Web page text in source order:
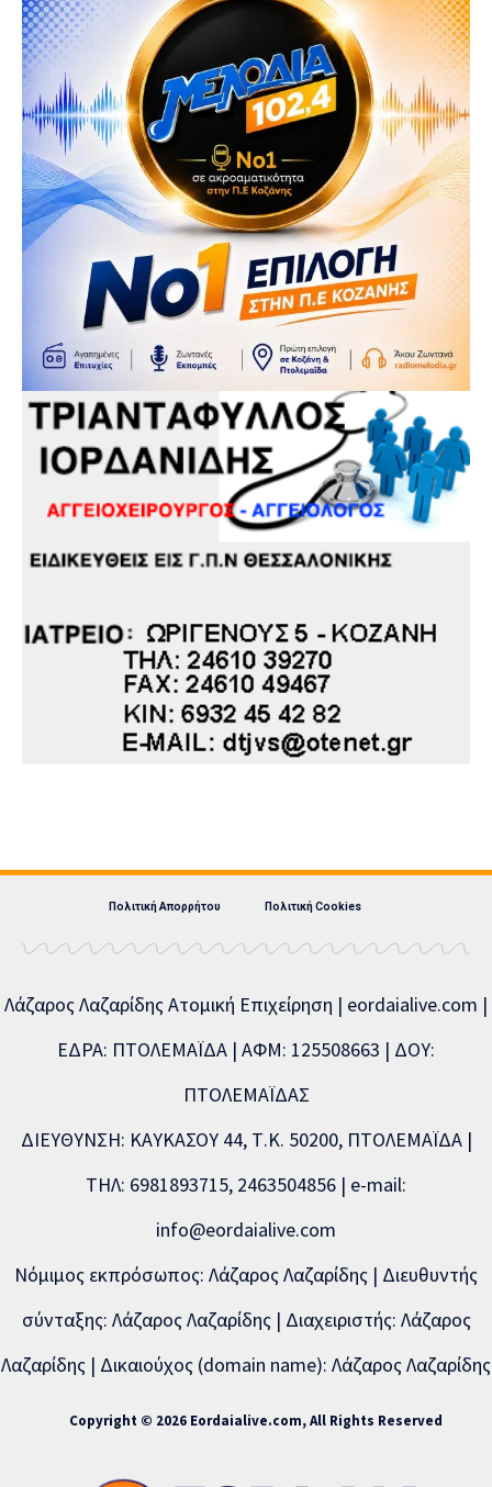
Πολιτική Απορρήτου Πολιτική Cookies
Λάζαρος Λαζαρίδης Ατομική Επιχείρηση | eordaialive.com |
ΕΔΡΑ: ΠΤΟΛΕΜΑΪΔΑ | ΑΦΜ: 125508663 | ΔΟΥ:
ΠΤΟΛΕΜΑΪΔΑΣ
ΔΙΕΥΘΥΝΣΗ: ΚΑΥΚΑΣΟΥ 44, Τ.Κ. 50200, ΠΤΟΛΕΜΑΪΔΑ |
ΤΗΛ: 6981893715, 2463504856 | e-mail:
info@eordaialive.com
Νόμιμος εκπρόσωπος: Λάζαρος Λαζαρίδης | Διευθυντής
σύνταξης: Λάζαρος Λαζαρίδης | Διαχειριστής: Λάζαρος
Λαζαρίδης | Δικαιούχος (domain name): Λάζαρος Λαζαρίδης
Copyright © 2026 Eordaialive.com, All Rights Reserved